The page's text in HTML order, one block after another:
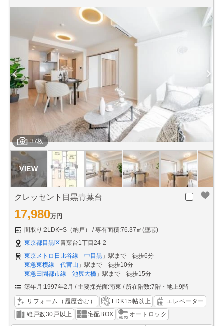
37枚
クレッセント目黒青葉台
17,980万円
間取り:2LDK+S（納戸）
専有面積:76.37㎡(壁芯)
東京都目黒区青葉台1丁目24-2
東京メトロ日比谷線 「 中目黒 」駅まで 徒歩6分
東急東横線 「 代官山 」駅まで 徒歩10分
東急田園都市線 「 池尻大橋 」駅まで 徒歩15分
築年月:1997年2月
主要採光面:南東 所在階数:7階・地上9階
リフォーム（履歴含む） LDK15帖以上
エレベーター
総戸数30戸以上
宅配BOX オートロック